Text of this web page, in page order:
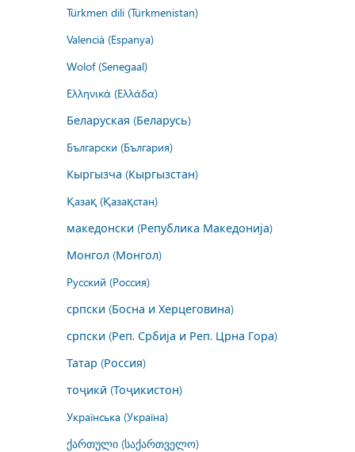
Türkmen dili (Türkmenistan)
Valencià (Espanya)
Wolof (Senegaal)
Ελληνικά (Ελλάδα)
Беларуская (Беларусь)
Български (България)
Кыргызча (Кыргызстан)
Қазақ (Қазақстан)
македонски (Република Македонија)
Монгол (Монгол)
Русский (Россия)
српски (Босна и Херцеговина)
српски (Реп. Србија и Реп. Црна Гора)
Татар (Россия)
тоҷикӣ (Тоҷикистон)
Українська (Україна)
ქართული (საქართველო)